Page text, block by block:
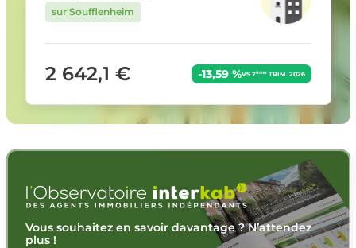
sur Soufflenheim
2 642,1 € -13,59 %VS 2èmeTRIM. 2026
Vous souhaitez en savoir davantage ? N’attendez
plus !